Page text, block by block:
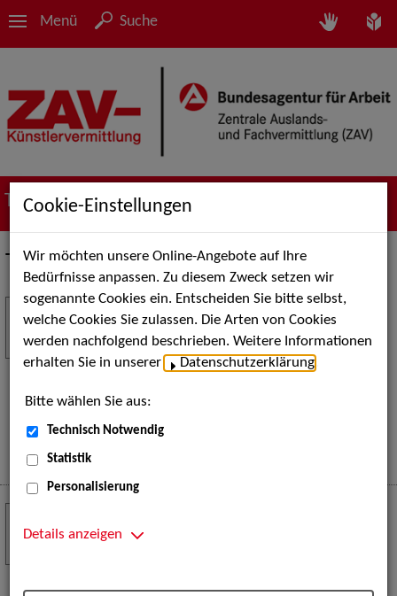
Menü Suche
Termine
Termine
Stuttgart Street Art
Kunst, Live-Acts und Aktionen für Kinder und
Familien. Die Stuttgart Street Art verwandelt den
eine große Open-Air-Bühne voller Akrobatik, Tanz,
Musik und beeindruckender Live-Performances.
Mehr
18
JUL
Serienfestival Weimar
NOV
Cookie-Einstellungen
Wir möchten unsere Online-Angebote auf Ihre
Bedürfnisse anpassen. Zu diesem Zweck setzen wir
sogenannte Cookies ein. Entscheiden Sie bitte selbst,
welche Cookies Sie zulassen. Die Arten von Cookies
werden nachfolgend beschrieben. Weitere Informationen
erhalten Sie in unserer
Datenschutzerklärung
Bitte wählen Sie aus:
Technisch Notwendig
Statistik
Personalisierung
Details anzeigen